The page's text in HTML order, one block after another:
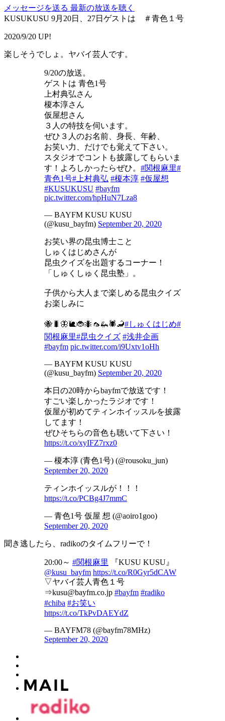
メッセージを送る 最新の放送を聴く
KUSUKUSU 9月20日、27日ゲストは ＃青色１号
2020/9/20 UP!
楽しそうでしょ。ヤバイ芸人です。
9/20の放送。
ゲストは 青色1号
上村典弘さん
榎本淳さん
仮屋想さん
３人の特技を伺います。
ぜひ３人のお名前、身長、年齢、
お笑い力、だけでも覚えて下さい。
スタジオでコントも披露してもらいま
す！よろしかったらぜひ。 #関根麻里#
青色1号#上村典弘 #榎本淳 #仮屋想
#KUSUKUSU #bayfm
pic.twitter.com/hpHuN7Lza8
— BAYFM KUSU KUSU
(@kusu_bayfm) September 20, 2020
お笑い界の昆虫博士こと
しゅくはじめさんが
昆虫クイズを出題するコーナー！
「しゅくしゅく昆虫塾」。
子供から大人まで楽しめる昆虫クイズ
お楽しみに
🐝🐛🦋🐌🐞🐜🦟🦗🕷🦂#しゅくはじめ#
関根麻里#昆虫クイズ #浅井企画
#bayfm pic.twitter.com/i9Uxtv1oHh
— BAYFM KUSU KUSU
(@kusu_bayfm) September 20, 2020
本日の20時からbayfmで放送です！
すごい楽しかったラジオです！
仮屋が初めてティンホイッスルを披露
してます！
ぜひそちらの音色も聴いて下さい！
https://t.co/xyIFZ7rxz0
— 榎本淳 (青色1号) (@rousoku_jun)
September 20, 2020
ティンホイッスルが！！！
https://t.co/PCBg4J7mmC
— 青色1号 仮屋 想 (@aoiro1goo)
September 20, 2020
聞き逃したら、radikoのタイムフリーで！
20:00～ #関根麻里
『KUSU KUSU』
@kusu_bayfm https://t.co/R0Gyr5dCAW
▽ヤバイ芸人青色１号
⇒kusu@bayfm.co.jp #bayfm #radiko
#chiba #お笑い
https://t.co/TkPvDAEYdZ
— BAYFM78 (@bayfm78MHz)
September 20, 2020